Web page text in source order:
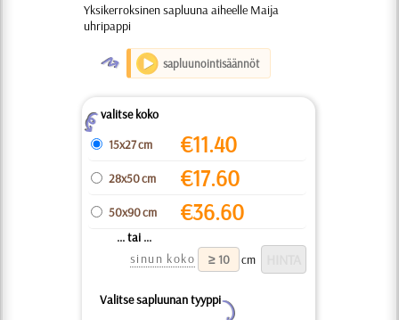
Yksikerroksinen sapluuna aiheelle Maija
uhripappi
O sapluunointisäännöt
Zvalitse koko
15x27 cm
€11.40
28x50 cm €17.60
50x90 cm €36.60
... tai ...
sinun koko
cm
Valitse sapluunan tyyppi
Y